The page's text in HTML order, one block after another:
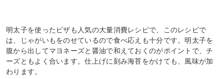
明太子を使ったピザも人気の大量消費レシピで、このレシピで
は、じゃがいもをのせているので食べ応えも十分です。明太子を
腹から出してマヨネーズと醤油で和えておくのがポイントで、チ
ーズともよく合います。仕上げに刻み海苔をかけても、風味が加
わります。